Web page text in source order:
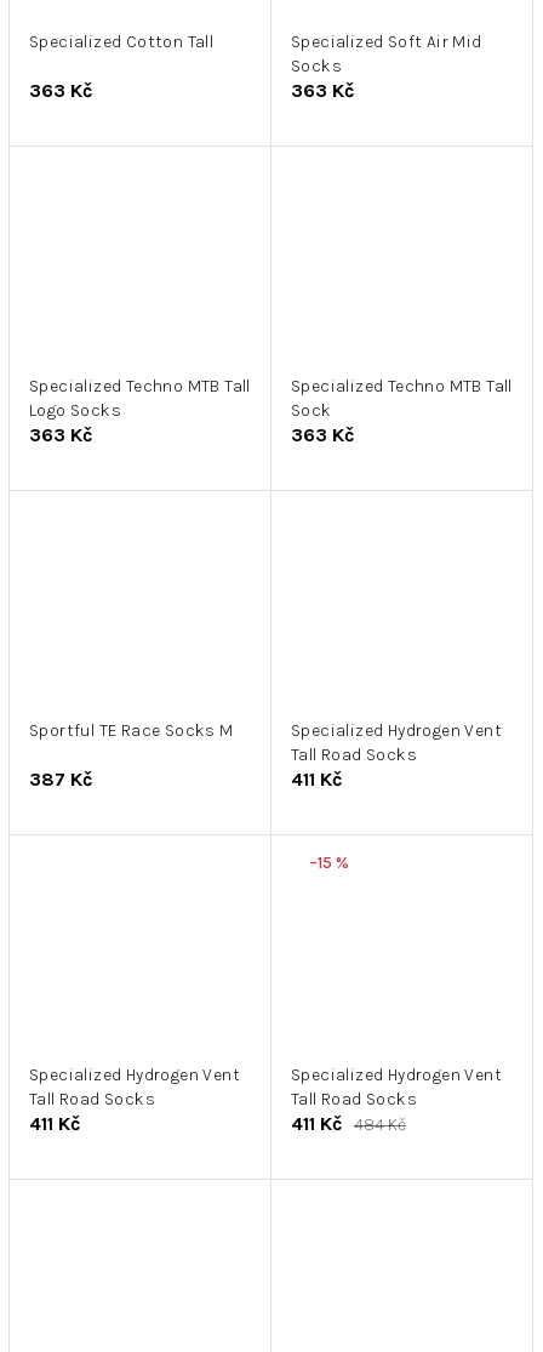
Specialized Cotton Tall
363 Kč
Specialized Soft Air Mid
Socks
363 Kč
Specialized Techno MTB Tall
Logo Socks
363 Kč
Specialized Techno MTB Tall
Sock
363 Kč
Sportful TE Race Socks M
387 Kč
Specialized Hydrogen Vent
Tall Road Socks
411 Kč
Specialized Hydrogen Vent
Tall Road Socks
411 Kč
–15 %
Specialized Hydrogen Vent
Tall Road Socks
411 Kč 484 Kč